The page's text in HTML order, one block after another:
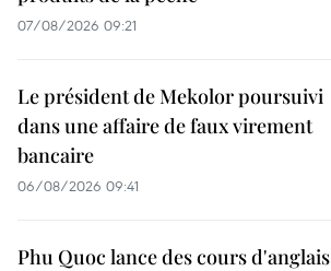
07/08/2026 09:21
Le président de Mekolor poursuivi
dans une affaire de faux virement
bancaire
06/08/2026 09:41
Phu Quoc lance des cours d'anglais